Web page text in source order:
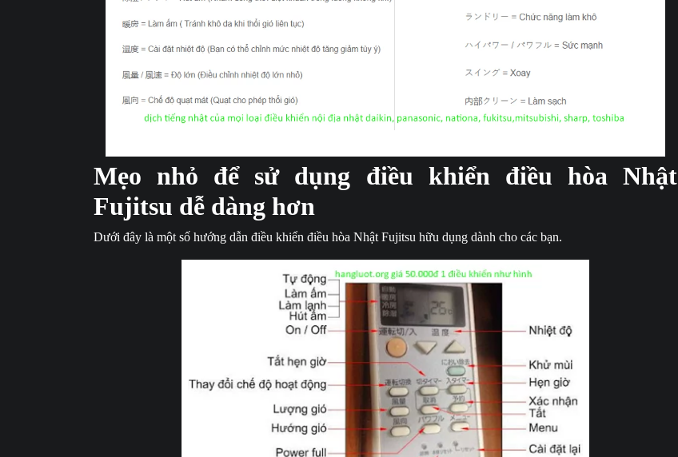
Mẹo nhỏ để sử dụng điều khiển điều hòa Nhật
Fujitsu dễ dàng hơn
Dưới đây là một số hướng dẫn điều khiển điều hòa Nhật Fujitsu hữu dụng dành cho các bạn.